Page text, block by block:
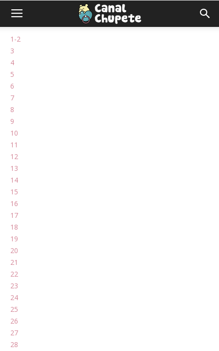
1-2
3
4
5
6
7
8
9
10
11
12
13
14
15
16
17
18
19
20
21
22
23
24
25
26
27
28